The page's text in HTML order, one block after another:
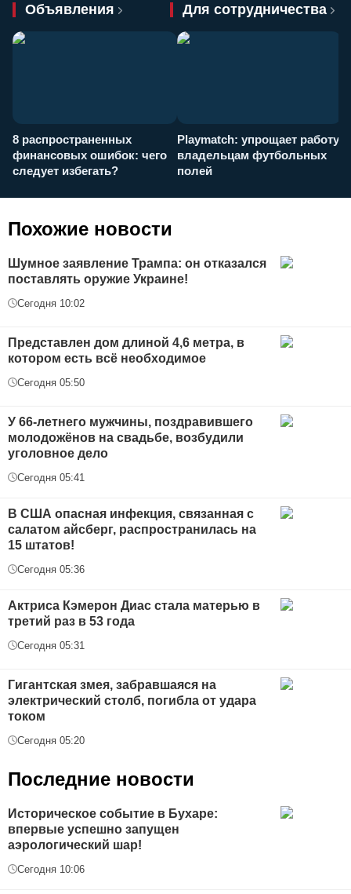
Объявления Для сотрудничества
8 распространенных
финансовых ошибок: чего
следует избегать?
Playmatch: упрощает работу
владельцам футбольных
полей
Похожие новости
Шумное заявление Трампа: он отказался
поставлять оружие Украине!
Сегодня 10:02
Представлен дом длиной 4,6 метра, в
котором есть всё необходимое
Сегодня 05:50
У 66-летнего мужчины, поздравившего
молодожёнов на свадьбе, возбудили
уголовное дело
Сегодня 05:41
В США опасная инфекция, связанная с
салатом айсберг, распространилась на
15 штатов!
Сегодня 05:36
Актриса Кэмерон Диас стала матерью в
третий раз в 53 года
Сегодня 05:31
Гигантская змея, забравшаяся на
электрический столб, погибла от удара
током
Сегодня 05:20
Последние новости
Историческое событие в Бухаре:
впервые успешно запущен
аэрологический шар!
Сегодня 10:06